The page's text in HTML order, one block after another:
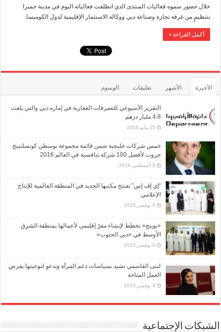
خلال حضور سموه فعاليات المنتدى الذي انطلقت فعالياته اليوم في مدينة جميرا
بتنظيمٍ من غرفة تجارة وصناعة دبي ووكالة الاستثمار الإقليمية لدول الكوميسا.
أكمل القراءة »
الأخيرة الأشهر تعليقات الوسوم
التقرير الأسبوعي للتصرفات العقارية في إماره دبي والتي بلغت
4.8 مليار درهم
25 مايو,2018
خمس شركات خليجية ضمن قائمة مجموعة بوسطن كونسلتينج
جروب لأفضل 100 شركة تنافسية في العالم 2016
9 أغسطس,2016
“إي إف إس” تفتتح مكتبها الجديد في المنطقة العالمية للإنتاج
الإعلامي
9 نوفمبر,2015
«بوينج» تخطط لإنشاء مقرّ إقليمي لأعمالها بمنطقة الشرق
الأوسط في «دبي الجنوب»
9 نوفمبر,2015
لبنى القاسمي تشيد بسياسات دعم المرأة وتدعو لتوعيتها بفرص
العمل المتاحة
9 نوفمبر,2015
الشبكات الإجتماعية